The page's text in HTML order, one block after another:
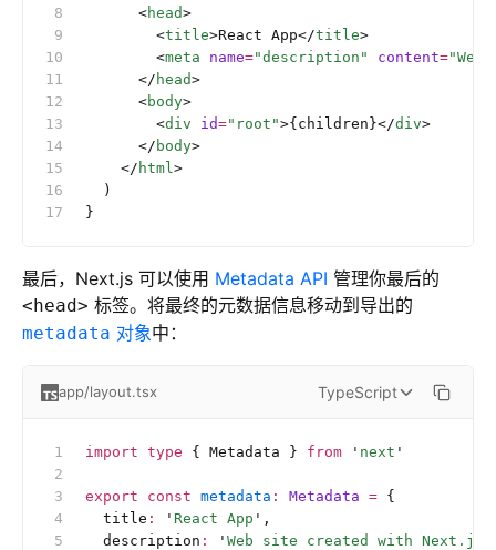
      <
head>
        <
title>React App</title>
        <
meta name="description" content=
      </
head>
      <
body>
        <
div id="root">{children}</div>
      </
body>
    </
html>
  )
}
最后，Next.js 可以使用 Metadata API 管理你最后的
<head> 标签。将最终的元数据信息移动到导出的
metadata 对象中：
app/layout.tsx TypeScript
import type { Metadata } from ' next '
export const metadata : Metadata = {
  title
: ' React App ' ,
  description
: ' Web site created with Next.js.